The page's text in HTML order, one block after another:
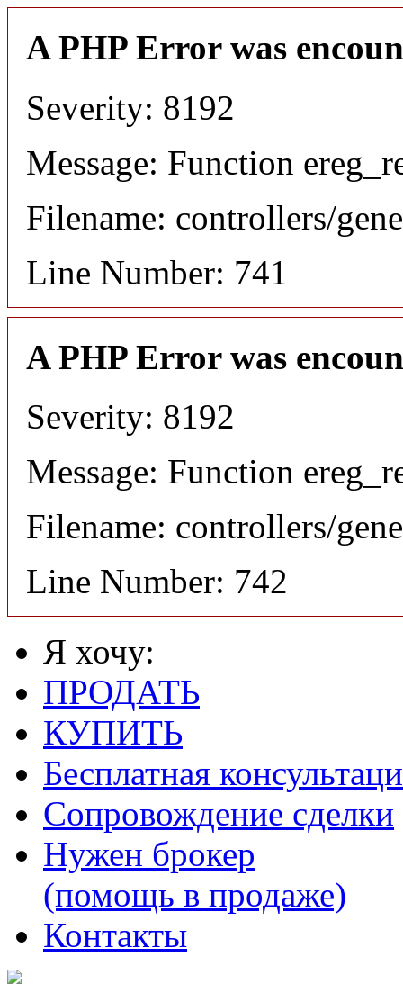
A PHP Error was
Severity: 8192
Message: Function
Filename: controllers/
Line Number: 741
A PHP Error was
Severity: 8192
Message: Function
Filename: controllers/
Line Number: 742
Я хочу:
ПРОДАТЬ
КУПИТЬ
Бесплатная
Сопровождение сделки
Нужен брокер
(помощь в продаже)
Контакты